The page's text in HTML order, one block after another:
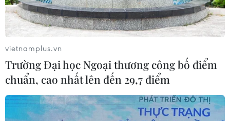
vietnamplus.vn
Trường Đại học Ngoại thương công bố điểm
chuẩn, cao nhất lên đến 29,7 điểm